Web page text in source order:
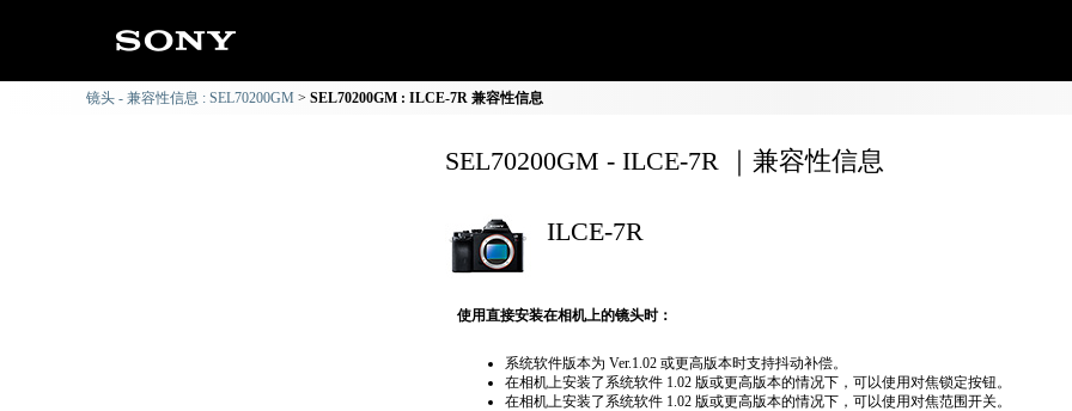
镜头 - 兼容性信息 : SEL70200GM SEL70200GM : ILCE-7R 兼容性信息
SEL70200GM - ILCE-7R ｜兼容性信息
ILCE-7R
使用直接安装在相机上的镜头时：
系统软件版本为 Ver.1.02 或更高版本时支持抖动补偿。
在相机上安装了系统软件 1.02 版或更高版本的情况下，可以使用对焦锁定按钮。
在相机上安装了系统软件 1.02 版或更高版本的情况下，可以使用对焦范围开关。